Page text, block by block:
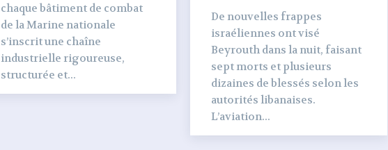
chaque bâtiment de combat
de la Marine nationale
s’inscrit une chaîne
industrielle rigoureuse,
structurée et...
De nouvelles frappes
israéliennes ont visé
Beyrouth dans la nuit, faisant
sept morts et plusieurs
dizaines de blessés selon les
autorités libanaises.
L’aviation...